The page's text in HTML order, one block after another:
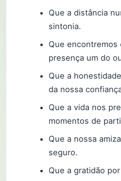
Que a distância
sintonia.
Que
presença um do
Que a
da nossa
Que a vida nos
momentos de
Que a nossa
seguro.
Que a gratidão